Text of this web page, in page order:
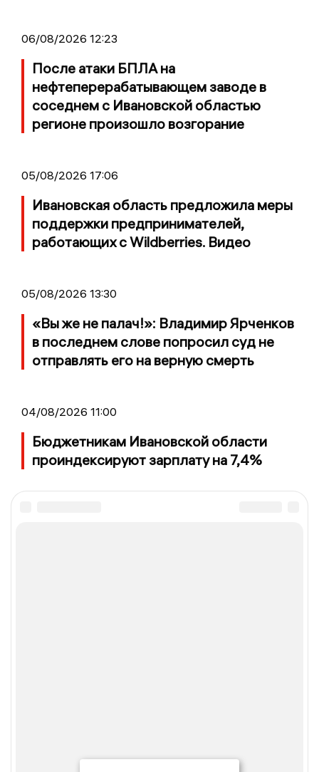
06/08/2026 12:23
После атаки БПЛА на
нефтеперерабатывающем заводе в
соседнем с Ивановской областью
регионе произошло возгорание
05/08/2026 17:06
Ивановская область предложила меры
поддержки предпринимателей,
работающих с Wildberries. Видео
05/08/2026 13:30
«Вы же не палач!»: Владимир Ярченков
в последнем слове попросил суд не
отправлять его на верную смерть
04/08/2026 11:00
Бюджетникам Ивановской области
проиндексируют зарплату на 7,4%